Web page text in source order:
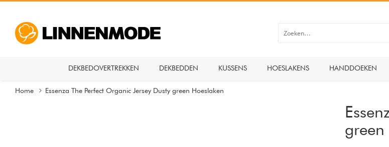
DEKBEDOVERTREKKEN DEKBEDDEN KUSSENS HOESLAKENS HANDDOEKEN
Home Essenza The Perfect Organic Jersey Dusty green Hoeslaken
green